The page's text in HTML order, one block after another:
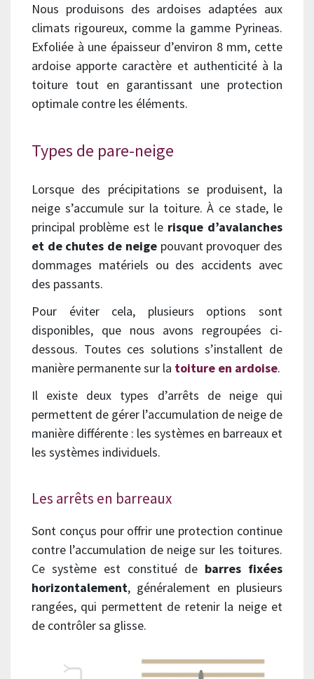
Nous produisons des ardoises adaptées aux
climats rigoureux, comme la gamme Pyrineas.
Exfoliée à une épaisseur d’environ 8 mm, cette
ardoise apporte caractère et authenticité à la
toiture tout en garantissant une protection
optimale contre les éléments.
Types de pare-neige
Lorsque des précipitations se produisent, la
neige s’accumule sur la toiture. À ce stade, le
principal problème est le risque d’avalanches
et de chutes de neigepouvant provoquer des
dommages matériels ou des accidents avec
des passants.
Pour éviter cela, plusieurs options sont
disponibles, que nous avons regroupées ci-
dessous. Toutes ces solutions s’installent de
manière permanente sur la toiture en ardoise.
Il existe deux types d’arrêts de neige qui
permettent de gérer l’accumulation de neige de
manière différente : les systèmes en barreaux et
les systèmes individuels.
Les arrêts en barreaux
Sont conçus pour offrir une protection continue
contre l’accumulation de neige sur les toitures.
Ce système est constitué de barres fixées
horizontalement, généralement en plusieurs
rangées, qui permettent de retenir la neige et
de contrôler sa glisse.